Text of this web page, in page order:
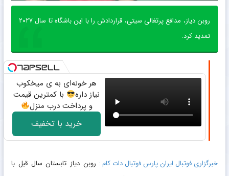
روبن دیاز، مدافع پرتغالی سیتی، قراردادش را با این باشگاه تا سال ۲۰۲۷
تمدید کرد.
هر خونه‌ای به ی میخکوب
نیاز داره
با کمترین قیمت
و پرداخت درب منزل
خرید با تخفیف
خبرگزاری فوتبال ایران پارس فوتبال دات کام : روبن دیاز تابستان سال قبل با